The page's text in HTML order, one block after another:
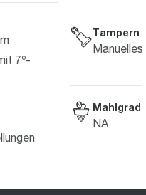
7º-
Tampern
NA